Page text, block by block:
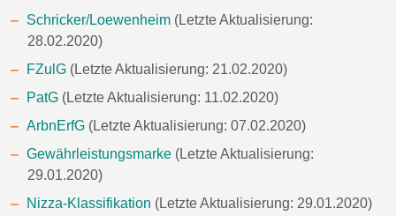
Schricker/Loewenheim (Letzte Aktualisierung:
28.02.2020)
FZulG (Letzte Aktualisierung: 21.02.2020)
PatG (Letzte Aktualisierung: 11.02.2020)
ArbnErfG (Letzte Aktualisierung: 07.02.2020)
Gewährleistungsmarke (Letzte Aktualisierung:
29.01.2020)
Nizza-Klassifikation (Letzte Aktualisierung: 29.01.2020)